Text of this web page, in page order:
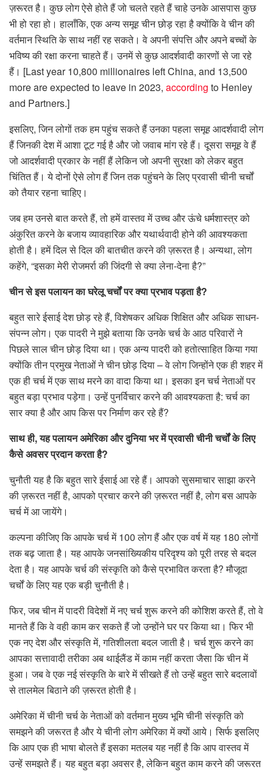
ज़रूरत है। कुछ लोग ऐसे होते हैं जो चलते रहते हैं चाहे उनके आसपास कुछ
भी हो रहा हो। हालाँकि, एक अन्य समूह चीन छोड़ रहा है क्योंकि वे चीन की
वर्तमान स्थिति के साथ नहीं रह सकते। वे अपनी संपत्ति और अपने बच्चों के
भविष्य की रक्षा करना चाहते हैं। उनमें से कुछ आदर्शवादी कारणों से जा रहे
हैं। [Last year 10,800 millionaires left China, and 13,500
more are expected to leave in 2023, according to Henley
and Partners.]
इसलिए, जिन लोगों तक हम पहुंच सकते हैं उनका पहला समूह आदर्शवादी लोग
हैं जिनकी देश में आशा टूट गई है और जो जवाब मांग रहे हैं। दूसरा समूह वे हैं
जो आदर्शवादी प्रकार के नहीं हैं लेकिन जो अपनी सुरक्षा को लेकर बहुत
चिंतित हैं। ये दोनों ऐसे लोग हैं जिन तक पहुंचने के लिए प्रवासी चीनी चर्चों
को तैयार रहना चाहिए।
जब हम उनसे बात करते हैं, तो हमें वास्तव में उच्च और ऊंचे धर्मशास्त्र को
अंकुरित करने के बजाय व्यावहारिक और यथार्थवादी होने की आवश्यकता
होती है। हमें दिल से दिल की बातचीत करने की ज़रूरत है। अन्यथा, लोग
कहेंगे, “इसका मेरी रोजमर्रा की जिंदगी से क्या लेना-देना है?”
चीन से इस पलायन का घरेलू चर्चों पर क्या प्रभाव पड़ता है?
बहुत सारे ईसाई देश छोड़ रहे हैं, विशेषकर अधिक शिक्षित और अधिक साधन-
संपन्न लोग। एक पादरी ने मुझे बताया कि उनके चर्च के आठ परिवारों ने
पिछले साल चीन छोड़ दिया था। एक अन्य पादरी को हतोत्साहित किया गया
क्योंकि तीन प्रमुख नेताओं ने चीन छोड़ दिया – वे लोग जिन्होंने एक ही शहर में
एक ही चर्च में एक साथ मरने का वादा किया था। इसका इन चर्च नेताओं पर
बहुत बड़ा प्रभाव पड़ेगा। उन्हें पुनर्विचार करने की आवश्यकता है: चर्च का
सार क्या है और आप किस पर निर्माण कर रहे हैं?
साथ ही, यह पलायन अमेरिका और दुनिया भर में प्रवासी चीनी चर्चों के लिए
कैसे अवसर प्रदान करता है?
चुनौती यह है कि बहुत सारे ईसाई आ रहे हैं। आपको सुसमाचार साझा करने
की ज़रूरत नहीं है, आपको प्रचार करने की ज़रूरत नहीं है, लोग बस आपके
चर्च में आ जायेंगे।
कल्पना कीजिए कि आपके चर्च में 100 लोग हैं और एक वर्ष में यह 180 लोगों
तक बढ़ जाता है। यह आपके जनसांख्यिकीय परिदृश्य को पूरी तरह से बदल
देता है। यह आपके चर्च की संस्कृति को कैसे प्रभावित करता है? मौजूदा
चर्चों के लिए यह एक बड़ी चुनौती है।
फिर, जब चीन में पादरी विदेशों में नए चर्च शुरू करने की कोशिश करते हैं, तो वे
मानते हैं कि वे वही काम कर सकते हैं जो उन्होंने घर पर किया था। फिर भी
एक नए देश और संस्कृति में, गतिशीलता बदल जाती है। चर्च शुरू करने का
आपका सत्तावादी तरीका अब थाईलैंड में काम नहीं करता जैसा कि चीन में
हुआ। जब वे एक नई संस्कृति के बारे में सीखते हैं तो उन्हें बहुत सारे बदलावों
से तालमेल बिठाने की ज़रूरत होती है।
अमेरिका में चीनी चर्च के नेताओं को वर्तमान मुख्य भूमि चीनी संस्कृति को
समझने की जरूरत है और ये चीनी लोग अमेरिका में क्यों आये। सिर्फ इसलिए
कि आप एक ही भाषा बोलते हैं इसका मतलब यह नहीं है कि आप वास्तव में
उन्हें समझते हैं। यह बहुत बड़ा अवसर है, लेकिन बहुत काम करने की जरूरत